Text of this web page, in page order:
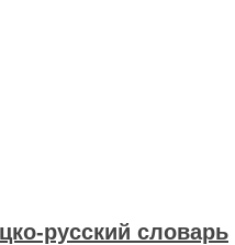
русский словарь